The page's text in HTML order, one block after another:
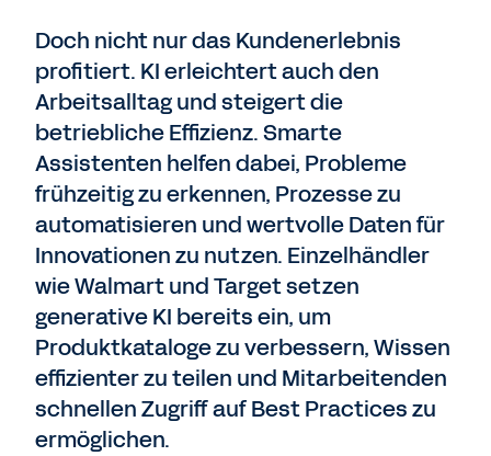
Doch nicht nur das Kundenerlebnis
profitiert. KI erleichtert auch den
Arbeitsalltag und steigert die
betriebliche Effizienz. Smarte
Assistenten helfen dabei, Probleme
frühzeitig zu erkennen, Prozesse zu
automatisieren und wertvolle Daten für
Innovationen zu nutzen. Einzelhändler
wie Walmart und Target setzen
generative KI bereits ein, um
Produktkataloge zu verbessern, Wissen
effizienter zu teilen und Mitarbeitenden
schnellen Zugriff auf Best Practices zu
ermöglichen.